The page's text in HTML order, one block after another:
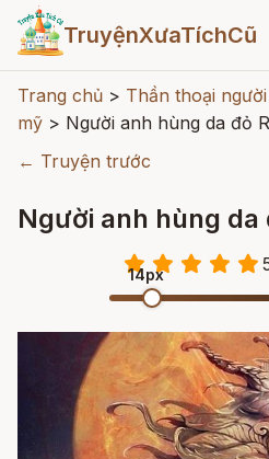
TruyệnXưaTíchCũ
Trang chủ > Thần thoại
mỹ > Người anh hùng da đỏ
← Truyện trước
Người anh hùng da
14px